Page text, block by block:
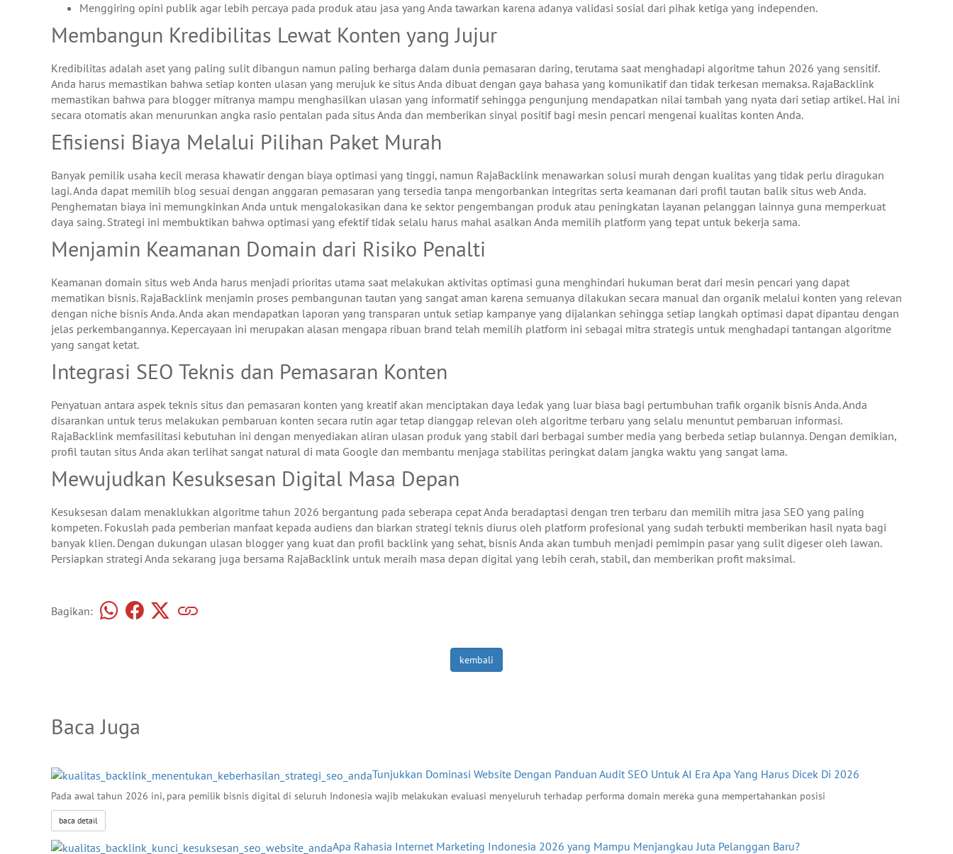
Menggiring opini publik agar lebih percaya pada produk atau jasa yang Anda tawarkan karena adanya validasi sosial dari pihak ketiga yang independen.
Membangun Kredibilitas Lewat Konten yang Jujur
Kredibilitas adalah aset yang paling sulit dibangun namun paling berharga dalam dunia pemasaran daring, terutama saat menghadapi algoritme tahun 2026 yang sensitif.
Anda harus memastikan bahwa setiap konten ulasan yang merujuk ke situs Anda dibuat dengan gaya bahasa yang komunikatif dan tidak terkesan memaksa. RajaBacklink
memastikan bahwa para blogger mitranya mampu menghasilkan ulasan yang informatif sehingga pengunjung mendapatkan nilai tambah yang nyata dari setiap artikel. Hal ini
secara otomatis akan menurunkan angka rasio pentalan pada situs Anda dan memberikan sinyal positif bagi mesin pencari mengenai kualitas konten Anda.
Efisiensi Biaya Melalui Pilihan Paket Murah
Banyak pemilik usaha kecil merasa khawatir dengan biaya optimasi yang tinggi, namun RajaBacklink menawarkan solusi murah dengan kualitas yang tidak perlu diragukan
lagi. Anda dapat memilih blog sesuai dengan anggaran pemasaran yang tersedia tanpa mengorbankan integritas serta keamanan dari profil tautan balik situs web Anda.
Penghematan biaya ini memungkinkan Anda untuk mengalokasikan dana ke sektor pengembangan produk atau peningkatan layanan pelanggan lainnya guna memperkuat
daya saing. Strategi ini membuktikan bahwa optimasi yang efektif tidak selalu harus mahal asalkan Anda memilih platform yang tepat untuk bekerja sama.
Menjamin Keamanan Domain dari Risiko Penalti
Keamanan domain situs web Anda harus menjadi prioritas utama saat melakukan aktivitas optimasi guna menghindari hukuman berat dari mesin pencari yang dapat
mematikan bisnis. RajaBacklink menjamin proses pembangunan tautan yang sangat aman karena semuanya dilakukan secara manual dan organik melalui konten yang relevan
dengan niche bisnis Anda. Anda akan mendapatkan laporan yang transparan untuk setiap kampanye yang dijalankan sehingga setiap langkah optimasi dapat dipantau dengan
jelas perkembangannya. Kepercayaan ini merupakan alasan mengapa ribuan brand telah memilih platform ini sebagai mitra strategis untuk menghadapi tantangan algoritme
yang sangat ketat.
Integrasi SEO Teknis dan Pemasaran Konten
Penyatuan antara aspek teknis situs dan pemasaran konten yang kreatif akan menciptakan daya ledak yang luar biasa bagi pertumbuhan trafik organik bisnis Anda. Anda
disarankan untuk terus melakukan pembaruan konten secara rutin agar tetap dianggap relevan oleh algoritme terbaru yang selalu menuntut pembaruan informasi.
RajaBacklink memfasilitasi kebutuhan ini dengan menyediakan aliran ulasan produk yang stabil dari berbagai sumber media yang berbeda setiap bulannya. Dengan demikian,
profil tautan situs Anda akan terlihat sangat natural di mata Google dan membantu menjaga stabilitas peringkat dalam jangka waktu yang sangat lama.
Mewujudkan Kesuksesan Digital Masa Depan
Kesuksesan dalam menaklukkan algoritme tahun 2026 bergantung pada seberapa cepat Anda beradaptasi dengan tren terbaru dan memilih mitra jasa SEO yang paling
kompeten. Fokuslah pada pemberian manfaat kepada audiens dan biarkan strategi teknis diurus oleh platform profesional yang sudah terbukti memberikan hasil nyata bagi
banyak klien. Dengan dukungan ulasan blogger yang kuat dan profil backlink yang sehat, bisnis Anda akan tumbuh menjadi pemimpin pasar yang sulit digeser oleh lawan.
Persiapkan strategi Anda sekarang juga bersama RajaBacklink untuk meraih masa depan digital yang lebih cerah, stabil, dan memberikan profit maksimal.
Bagikan:
kembali
Baca Juga
Tunjukkan Dominasi Website Dengan Panduan Audit SEO Untuk AI Era Apa Yang Harus Dicek Di 2026
Pada awal tahun 2026 ini, para pemilik bisnis digital di seluruh Indonesia wajib melakukan evaluasi menyeluruh terhadap performa domain mereka guna mempertahankan posisi
baca detail
Apa Rahasia Internet Marketing Indonesia 2026 yang Mampu Menjangkau Juta Pelanggan Baru?